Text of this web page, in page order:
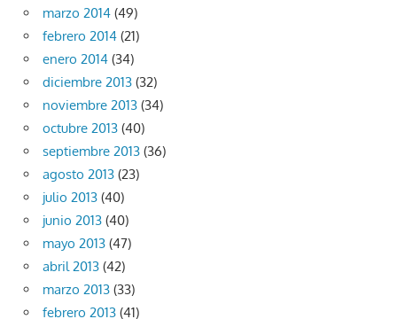
marzo 2014 (49)
febrero 2014 (21)
enero 2014 (34)
diciembre 2013 (32)
noviembre 2013 (34)
octubre 2013 (40)
septiembre 2013 (36)
agosto 2013 (23)
julio 2013 (40)
junio 2013 (40)
mayo 2013 (47)
abril 2013 (42)
marzo 2013 (33)
febrero 2013 (41)